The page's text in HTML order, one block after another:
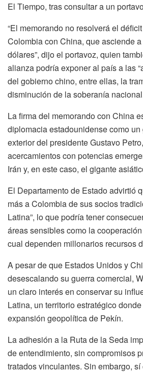
El Tiempo, tras consultar a un
“El memorando no resolverá el
Colombia con China, que asciende
dólares”, dijo el portavoz, quien
alianza podría exponer al país a las
del gobierno chino, entre ellas, la
disminución de la soberanía
La firma del memorando con China
diplomacia estadounidense como
exterior del presidente Gustavo
acercamientos con potencias
Irán y, en este caso, el gigante
El Departamento de Estado advirtió
más a Colombia de sus socios
Latina”, lo que podría tener
áreas sensibles como la
cual dependen millonarios recursos
A pesar de que Estados Unidos y
desescalando su guerra comercial,
un claro interés en conservar su
Latina, un territorio estratégico
expansión geopolítica de Pekín.
La adhesión a la Ruta de la Seda
de entendimiento, sin compromisos
tratados vinculantes. Sin embargo,